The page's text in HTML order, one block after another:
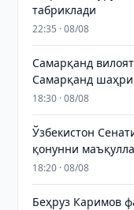
табриклади
22:35 · 08/08
Самарқанд
Самарқанд шаҳри
18:30 · 08/08
Ўзбекистон
қонунни
18:20 · 08/08
Беҳруз Каримов